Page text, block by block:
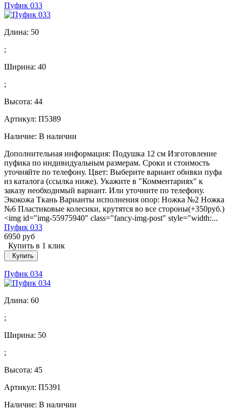
Пуфик 033
Длина: 50
;
Ширина: 40
;
Высота: 44
Артикул: П5389
Наличие: В наличии
Дополнительная информация: Подушка 12 см Изготовление
пуфика по индивидуальным размерам. Сроки и стоимость
уточняйте по телефону. Цвет: Выберите вариант обивки пуфа
из каталога (ссылка ниже). Укажите в "Комментариях" к
заказу необходимый вариант. Или уточните по телефону.
Экокожа Ткань Варианты исполнения опор: Ножка №2 Ножка
№6 Пластиковые колесики, крутятся во все стороны(+350руб.)
<img id="img-55975940" class="fancy-img-post" style="width:...
Пуфик 033
6950 руб
Купить в 1 клик
Купить
Пуфик 034
Длина: 60
;
Ширина: 50
;
Высота: 45
Артикул: П5391
Наличие: В наличии